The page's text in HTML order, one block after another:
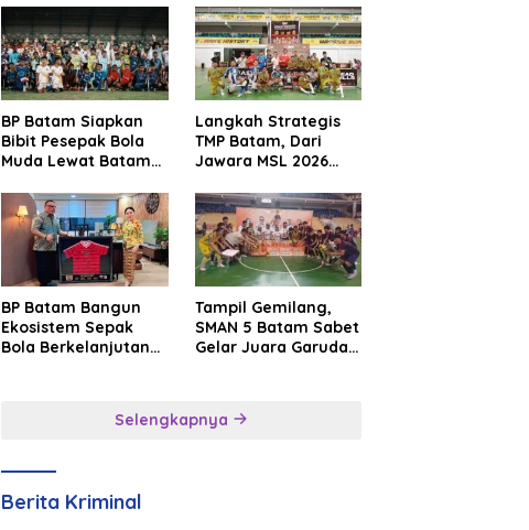
BP Batam Siapkan
Bibit Pesepak Bola
Muda Lewat Batam
Grassroot Football
Festival 2026
Langkah Strategis
TMP Batam, Dari
Jawara MSL 2026
Internasional
BP Batam Bangun
Ekosistem Sepak
Bola Berkelanjutan
Tampil Gemilang,
SMAN 5 Batam Sabet
Gelar Juara Garuda
Selengkapnya
Berita Kriminal